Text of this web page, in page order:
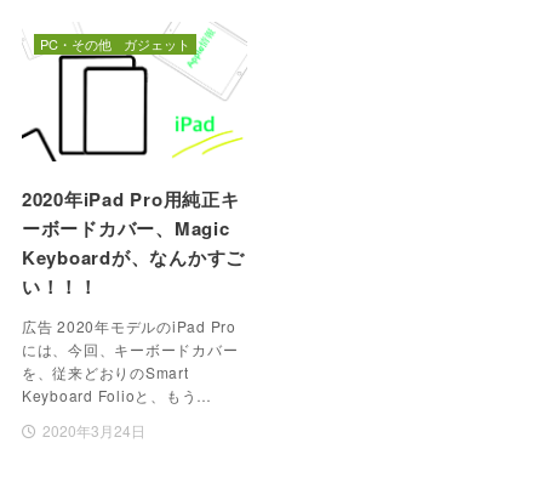
2020年iPad Pro用純正キ
ーボードカバー、Magic
Keyboardが、なんかすご
い！！！
広告 2020年モデルのiPad Pro
には、今回、キーボードカバー
を、従来どおりのSmart
Keyboard Folioと、もう…
2020年3月24日
PC・その他 ガジェット